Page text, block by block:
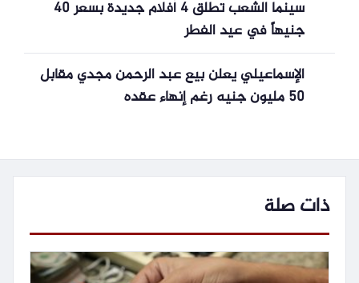
سينما الشعب تطلق 4 أفلام جديدة بسعر 40
جنيهاً في عيد الفطر
الإسماعيلي يعلن بيع عبد الرحمن مجدي مقابل
50 مليون جنيه رغم إنهاء عقده
ذات صلة